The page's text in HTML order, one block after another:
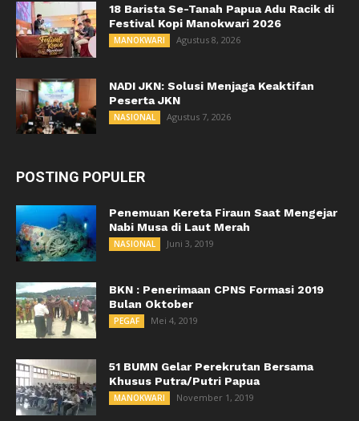
18 Barista Se-Tanah Papua Adu Racik di
Festival Kopi Manokwari 2026
MANOKWARI Agustus 8, 2026
NADI JKN: Solusi Menjaga Keaktifan
Peserta JKN
NASIONAL Agustus 7, 2026
POSTING POPULER
Penemuan Kereta Firaun Saat Mengejar
Nabi Musa di Laut Merah
NASIONAL Juni 3, 2019
BKN : Penerimaan CPNS Formasi 2019
Bulan Oktober
PEGAF Mei 4, 2019
51 BUMN Gelar Perekrutan Bersama
Khusus Putra/Putri Papua
MANOKWARI November 1, 2019